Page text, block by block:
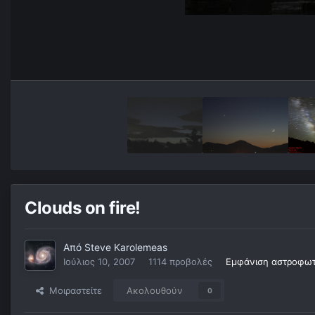
Clouds on fire!
Από Steve Karolemeas
Ιούλιος 10, 2007 1114 προβολές Εμφάνιση
Μοιραστείτε Ακολουθούν 0